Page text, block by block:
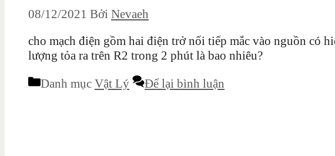
08/12/2021 Bởi Nevaeh
cho mạch điện gồm hai điện trở nối tiếp mắc vào nguồn có
lượng tỏa ra trên R2 trong 2 phút là bao nhiêu?
Danh mục Vật Lý Để lại bình luận